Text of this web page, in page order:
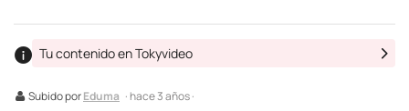
Subido porEduma · hace 3 años ·
Tu contenido en Tokyvideo